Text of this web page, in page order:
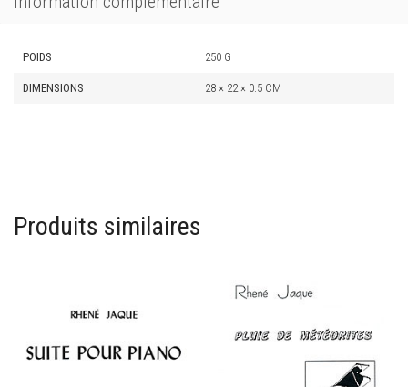
POIDS 250 G
DIMENSIONS 28 × 22 × 0.5 CM
Produits similaires